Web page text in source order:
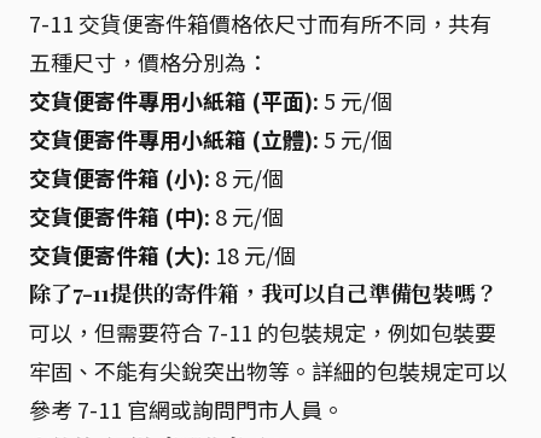
7-11 交貨便寄件箱價格依尺寸而有所不同，共有
五種尺寸，價格分別為：
交貨便寄件專用小紙箱 (平面): 5 元/個
交貨便寄件專用小紙箱 (立體): 5 元/個
交貨便寄件箱 (小): 8 元/個
交貨便寄件箱 (中): 8 元/個
交貨便寄件箱 (大): 18 元/個
除了7-11提供的寄件箱，我可以自己準備包裝嗎？
可以，但需要符合 7-11 的包裝規定，例如包裝要
牢固、不能有尖銳突出物等。詳細的包裝規定可以
參考 7-11 官網或詢問門市人員。